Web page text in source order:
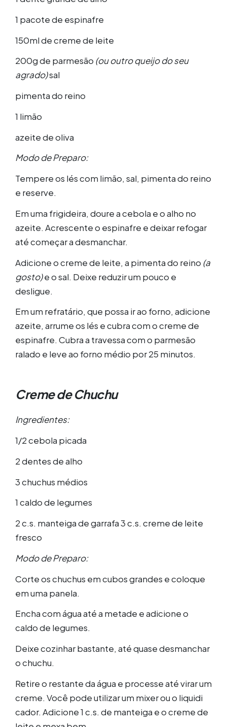
1 pacote de espinafre
150ml de creme de leite
200g de parmesão (ou outro queijo do seu
agrado)sal
pimenta do reino
1 limão
azeite de oliva
Modo de Preparo:
Tempere os lés com limão, sal, pimenta do reino
e reserve.
Em uma frigideira, doure a cebola e o alho no
azeite. Acrescente o espinafre e deixar refogar
até começar a desmanchar.
Adicione o creme de leite, a pimenta do reino (a
gosto)e o sal. Deixe reduzir um pouco e
desligue.
Em um refratário, que possa ir ao forno, adicione
azeite, arrume os lés e cubra com o creme de
espinafre. Cubra a travessa com o parmesão
ralado e leve ao forno médio por 25 minutos.
Creme de Chuchu
Ingredientes:
1/2 cebola picada
2 dentes de alho
3 chuchus médios
1 caldo de legumes
2 c.s. manteiga de garrafa 3 c.s. creme de leite
fresco
Modo de Preparo:
Corte os chuchus em cubos grandes e coloque
em uma panela.
Encha com água até a metade e adicione o
caldo de legumes.
Deixe cozinhar bastante, até quase desmanchar
o chuchu.
Retire o restante da água e processe até virar um
creme. Você pode utilizar um mixer ou o liquidi
cador. Adicione 1 c.s. de manteiga e o creme de